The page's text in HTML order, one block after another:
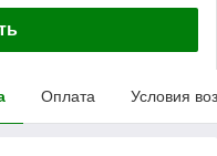
Оплата Условия